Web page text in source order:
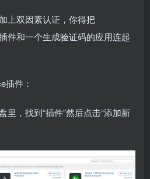
上双因素认证，你得把
件和一个生成验证码的应用连起
插件：
里，找到“插件”然后点击“添加新